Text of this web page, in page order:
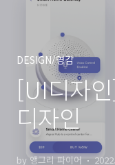
DESIGN/영감
[UI디자
디자인
by 앵그리 파이어